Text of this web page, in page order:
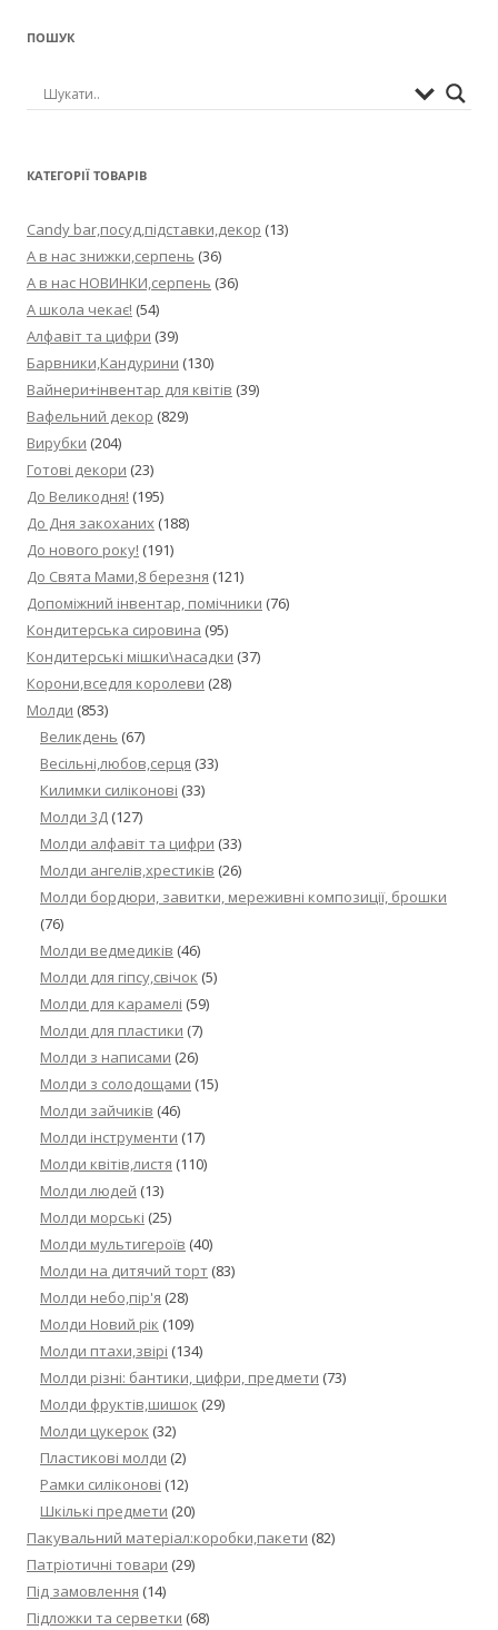
ПОШУК
КАТЕГОРІЇ ТОВАРІВ
Candy bar,посуд,підставки,декор (13)
А в нас знижки,серпень (36)
А в нас НОВИНКИ,серпень (36)
А школа чекає! (54)
Алфавіт та цифри (39)
Барвники,Кандурини (130)
Вайнери+інвентар для квітів (39)
Вафельний декор (829)
Вирубки (204)
Готові декори (23)
До Великодня! (195)
До Дня закоханих (188)
До нового року! (191)
До Свята Мами,8 березня (121)
Допоміжний інвентар, помічники (76)
Кондитерська сировина (95)
Кондитерські мішки\насадки (37)
Корони,вседля королеви (28)
Молди (853)
Великдень (67)
Весільні,любов,серця (33)
Килимки силіконові (33)
Молди 3Д (127)
Молди алфавіт та цифри (33)
Молди ангелів,хрестиків (26)
Молди бордюри, завитки, мереживні композиції, брошки
(76)
Молди ведмедиків (46)
Молди для гіпсу,свічок (5)
Молди для карамелі (59)
Молди для пластики (7)
Молди з написами (26)
Молди з солодощами (15)
Молди зайчиків (46)
Молди інструменти (17)
Молди квітів,листя (110)
Молди людей (13)
Молди морські (25)
Молди мультигероїв (40)
Молди на дитячий торт (83)
Молди небо,пір'я (28)
Молди Новий рік (109)
Молди птахи,звірі (134)
Молди різні: бантики, цифри, предмети (73)
Молди фруктів,шишок (29)
Молди цукерок (32)
Пластикові молди (2)
Рамки силіконові (12)
Шкількі предмети (20)
Пакувальний матеріал:коробки,пакети (82)
Патріотичні товари (29)
Під замовлення (14)
Підложки та серветки (68)